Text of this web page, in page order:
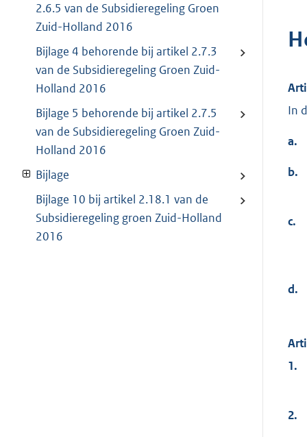
2.6.5 van de Subsidieregeling Groen
Zuid-Holland 2016
Bijlage 4 behorende bij artikel 2.7.3
van de Subsidieregeling Groen Zuid-
Holland 2016
Bijlage 5 behorende bij artikel 2.7.5
van de Subsidieregeling Groen Zuid-
Holland 2016
Bijlage
Bijlage 10 bij artikel 2.18.1 van de
Subsidieregeling groen Zuid-Holland
2016
In
a.
b.
c.
d.
1.
2.